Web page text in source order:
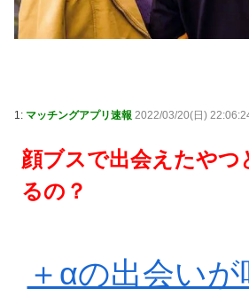
1: マッチングアプリ速報 2022/03/20(日)
顔ブスで出会えたやつ
るの？
＋αの出会いが